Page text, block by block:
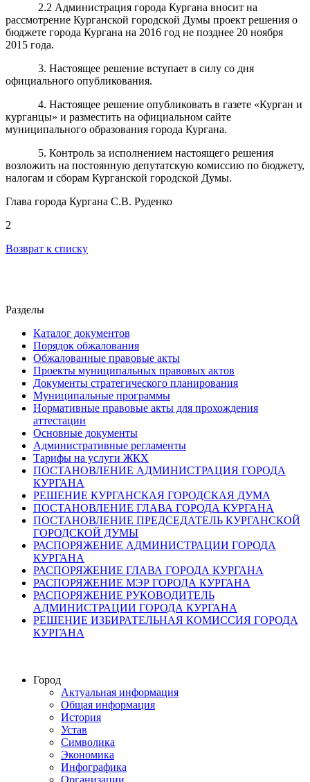
2.2 Администрация города Кургана вносит на
рассмотрение Курганской городской Думы проект решения о
бюджете города Кургана на 2016 год не позднее 20 ноября
2015 года.
3. Настоящее решение вступает в силу со дня
официального опубликования.
4. Настоящее решение опубликовать в газете «Курган и
курганцы» и разместить на официальном сайте
муниципального образования города Кургана.
5. Контроль за исполнением настоящего решения
возложить на постоянную депутатскую комиссию по бюджету,
налогам и сборам Курганской городской Думы.
Глава города Кургана С.В. Руденко
2
Возврат к списку
Разделы
Каталог документов
Порядок обжалования
Обжалованные правовые акты
Проекты муниципальных правовых актов
Документы стратегического планирования
Муниципальные программы
Нормативные правовые акты для прохождения
аттестации
Основные документы
Административные регламенты
Тарифы на услуги ЖКХ
ПОСТАНОВЛЕНИЕ АДМИНИСТРАЦИЯ ГОРОДА
КУРГАНА
РЕШЕНИЕ КУРГАНСКАЯ ГОРОДСКАЯ ДУМА
ПОСТАНОВЛЕНИЕ ГЛАВА ГОРОДА КУРГАНА
ПОСТАНОВЛЕНИЕ ПРЕДСЕДАТЕЛЬ КУРГАНСКОЙ
ГОРОДСКОЙ ДУМЫ
РАСПОРЯЖЕНИЕ АДМИНИСТРАЦИИ ГОРОДА
КУРГАНА
РАСПОРЯЖЕНИЕ ГЛАВА ГОРОДА КУРГАНА
РАСПОРЯЖЕНИЕ МЭР ГОРОДА КУРГАНА
РАСПОРЯЖЕНИЕ РУКОВОДИТЕЛЬ
АДМИНИСТРАЦИИ ГОРОДА КУРГАНА
РЕШЕНИЕ ИЗБИРАТЕЛЬНАЯ КОМИССИЯ ГОРОДА
КУРГАНА
Город
Актуальная информация
Общая информация
История
Устав
Символика
Экономика
Инфографика
Организации